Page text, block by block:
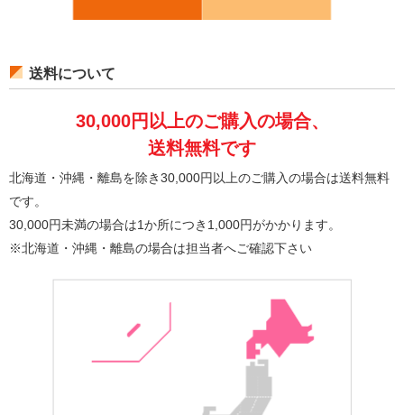
送料について
30,000円以上のご購入の場合、
送料無料です
北海道・沖縄・離島を除き30,000円以上のご購入の場合は送料無料
です。
30,000円未満の場合は1か所につき1,000円がかかります。
※北海道・沖縄・離島の場合は担当者へご確認下さい